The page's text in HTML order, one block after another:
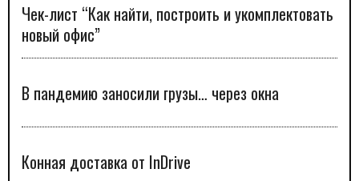
Чек-лист “Как найти, построить и укомплектовать
новый офис”
В пандемию заносили грузы… через окна
Конная доставка от InDrive